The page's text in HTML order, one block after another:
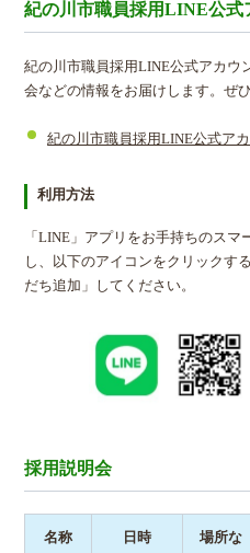
紀の川市職員採用LINE公式
紀の川市職員採用LINE公式アカウ
会などの情報をお届けします。ぜ
紀の川市職員採用LINE公式ア
利用方法
「LINE」アプリをお手持ちのス
し、以下のアイコンをクリックす
だち追加」してください。
採用説明会
名称 日時
場所な